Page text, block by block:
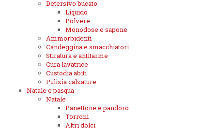
Detersivo bucato
Liquido
Polvere
Monodose e sapone
Ammorbidenti
Candeggina e smacchiatori
Stiratura e antitarme
Cura lavatrice
Custodia abiti
Pulizia calzature
Natale e pasqua
Natale
Panettone e pandoro
Torroni
Altri dolci